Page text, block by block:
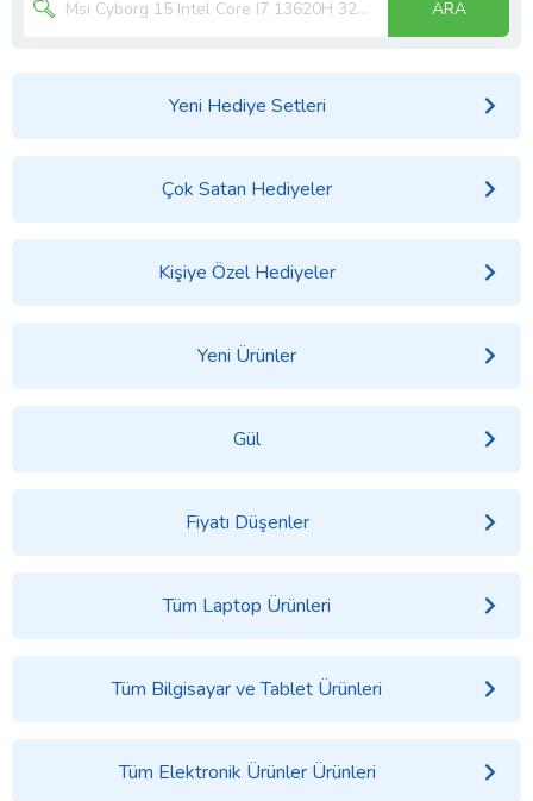
ARA
Yeni Hediye Setleri
Çok Satan Hediyeler
Kişiye Özel Hediyeler
Yeni Ürünler
Gül
Fiyatı Düşenler
Tüm Laptop Ürünleri
Tüm Bilgisayar ve Tablet Ürünleri
Tüm Elektronik Ürünler Ürünleri